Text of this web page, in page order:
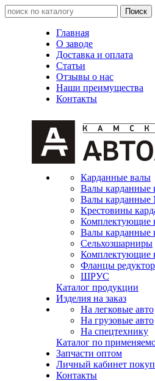
Главная
О заводе
Доставка и оплата
Статьи
Отзывы о нас
Наши преимущества
Контакты
Карданные валы
Валы карданные
Валы
Крестовины
Комплектующие
Валы карданные
Сельхозшарниры
Комплектующие
Фланцы
ШРУС
Каталог продукции
Изделия на заказ
На легковые авто
На грузовые авто
На спецтехнику
Каталог по
Запчасти оптом
Личный кабинет
Контакты